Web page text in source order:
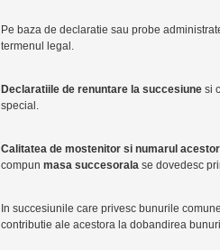
Pe baza de declaratie sau probe
termenul legal.
Declaratiile de renuntare la succesiunesi
special.
Calitatea de mostenitor si numarul
compun masa succesorala se dovedesc
In succesiunile care privesc bunurile
contributie ale acestora la dobandirea